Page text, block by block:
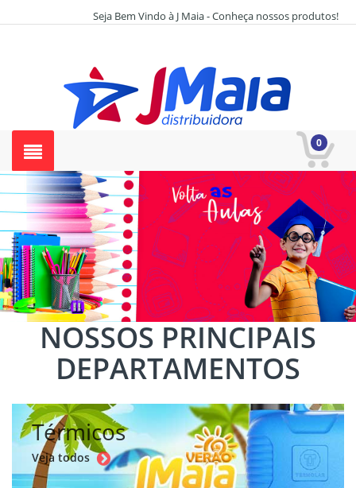
Seja Bem Vindo à J Maia - Conheça nossos produtos!
0
NOSSOS PRINCIPAIS
DEPARTAMENTOS
Térmicos
Veja todos